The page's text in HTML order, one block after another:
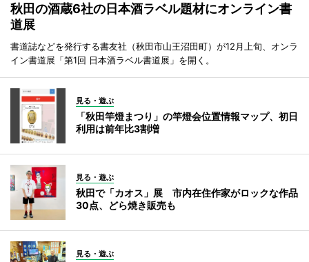
秋田の酒蔵6社の日本酒ラベル題材にオンライン書
道展
書道誌などを発行する書友社（秋田市山王沼田町）が12月上旬、オンラ
イン書道展「第1回 日本酒ラベル書道展」を開く。
見る・遊ぶ
「秋田竿燈まつり」の竿燈会位置情報マップ、初日
利用は前年比3割増
見る・遊ぶ
秋田で「カオス」展 市内在住作家がロックな作品
30点、どら焼き販売も
見る・遊ぶ